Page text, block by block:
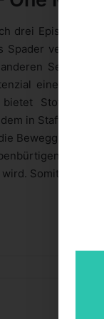
drei Episoden.
Spader
einen Kult-
bietet Stoff für
in Staffel 1
Beweggründe
Somit wären